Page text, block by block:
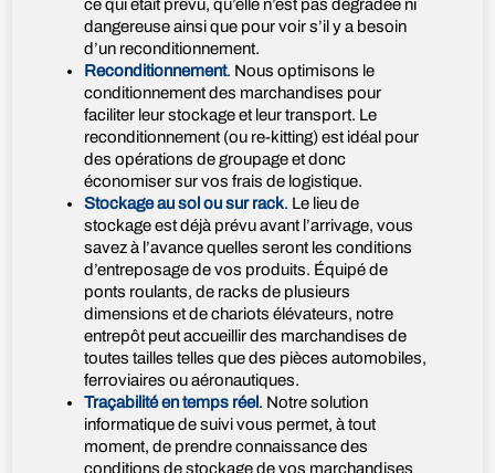
ce qui était prévu, qu’elle n’est pas dégradée ni
dangereuse ainsi que pour voir s’il y a besoin
d’un reconditionnement.
Reconditionnement. Nous optimisons le
conditionnement des marchandises pour
faciliter leur stockage et leur transport. Le
reconditionnement (ou re-kitting) est idéal pour
des opérations de groupage et donc
économiser sur vos frais de logistique.
Stockage au sol ou sur rack. Le lieu de
stockage est déjà prévu avant l’arrivage, vous
savez à l’avance quelles seront les conditions
d’entreposage de vos produits. Équipé de
ponts roulants, de racks de plusieurs
dimensions et de chariots élévateurs, notre
entrepôt peut accueillir des marchandises de
toutes tailles telles que des pièces automobiles,
ferroviaires ou aéronautiques.
Traçabilité en temps réel. Notre solution
informatique de suivi vous permet, à tout
moment, de prendre connaissance des
conditions de stockage de vos marchandises